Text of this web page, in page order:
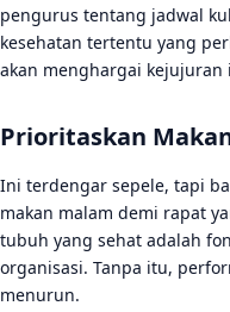
pengurus tentang jadwal
kesehatan tertentu yang
akan menghargai kejujuran
Prioritaskan
Ini terdengar sepele, tapi
makan malam demi rapat
tubuh yang sehat adalah
organisasi. Tanpa itu,
menurun.